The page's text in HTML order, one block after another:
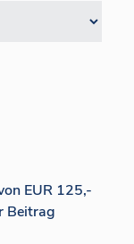
Beitrag